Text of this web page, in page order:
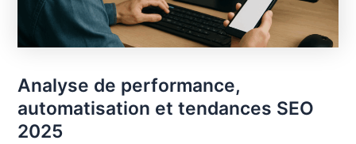
Analyse de performance,
automatisation et tendances SEO
2025